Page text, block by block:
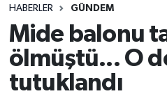
HABERLER GÜNDEM
Mide balonu
ölmüştü... O
tutuklandı
Atamalar
Mevzuat
Tüm Manşetler
Son Dakika Haberleri